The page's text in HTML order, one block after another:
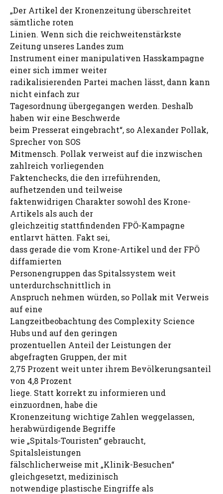
„Der Artikel der Kronenzeitung überschreitet
sämtliche roten
Linien. Wenn sich die reichweitenstärkste
Zeitung unseres Landes zum
Instrument einer manipulativen Hasskampagne
einer sich immer weiter
radikalisierenden Partei machen lässt, dann kann
nicht einfach zur
Tagesordnung übergegangen werden. Deshalb
haben wir eine Beschwerde
beim Presserat eingebracht“, so Alexander Pollak,
Sprecher von SOS
Mitmensch. Pollak verweist auf die inzwischen
zahlreich vorliegenden
Faktenchecks, die den irreführenden,
aufhetzenden und teilweise
faktenwidrigen Charakter sowohl des Krone-
Artikels als auch der
gleichzeitig stattfindenden FPÖ-Kampagne
entlarvt hätten. Fakt sei,
dass gerade die vom Krone-Artikel und der FPÖ
diffamierten
Personengruppen das Spitalssystem weit
unterdurchschnittlich in
Anspruch nehmen würden, so Pollak mit Verweis
auf eine
Langzeitbeobachtung des Complexity Science
Hubs und auf den geringen
prozentuellen Anteil der Leistungen der
abgefragten Gruppen, der mit
2,75 Prozent weit unter ihrem Bevölkerungsanteil
von 4,8 Prozent
liege. Statt korrekt zu informieren und
einzuordnen, habe die
Kronenzeitung wichtige Zahlen weggelassen,
herabwürdigende Begriffe
wie „Spitals-Touristen“ gebraucht,
Spitalsleistungen
fälschlicherweise mit „Klinik-Besuchen“
gleichgesetzt, medizinisch
notwendige plastische Eingriffe als